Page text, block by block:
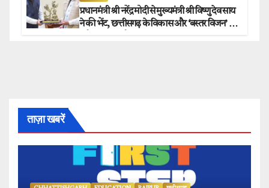
प्रधानमंत्री श्री नरेंद्र मोदी से मुख्यमंत्री श्री विष्णु देव साय
ने की भेंट, छत्तीसगढ़ के विकास और ‘बस्तर विजन’ पर
ताज़ा खबरें